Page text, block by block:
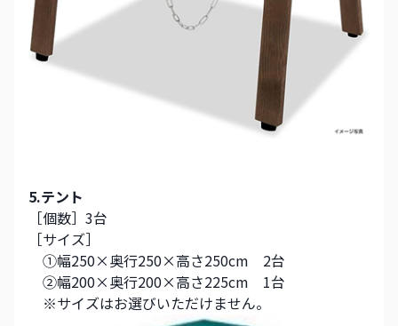
5.テント
［個数］3台
［サイズ］
①幅250×奥行250×高さ250cm　2台
②幅200×奥行200×高さ225cm　1台
※サイズはお選びいただけません。